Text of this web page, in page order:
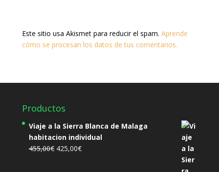
Este sitio usa Akismet para reducir el spam. Aprende
cómo se procesan los datos de tus comentarios.
Productos
Viaje a la Sierra Blanca de Malaga
habitacion individual
455,00€ El
425,00€El